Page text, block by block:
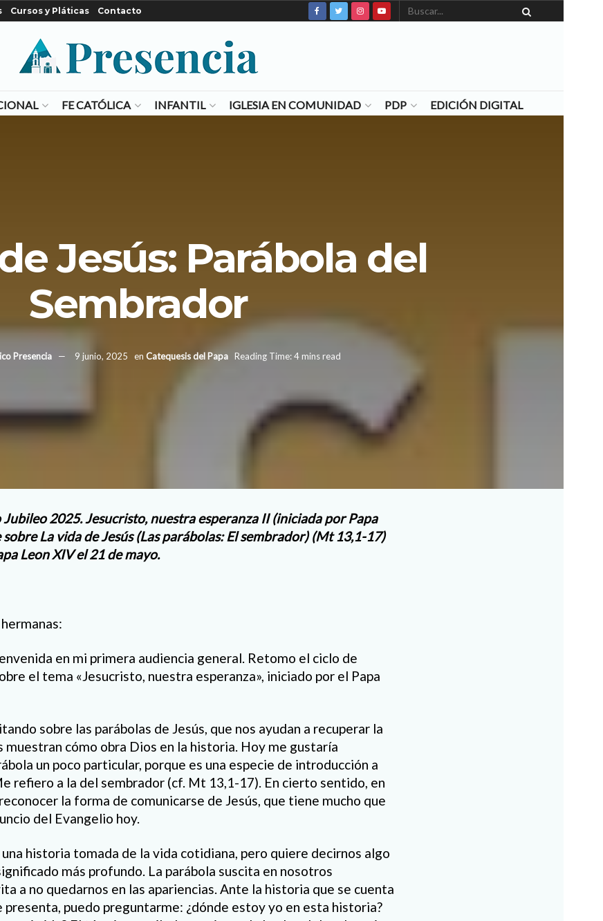
Cursos y Pláticas Contacto
FE CATÓLICA INFANTIL IGLESIA EN COMUNIDAD PDP EDICIÓN DIGITAL
Jesús: Parábola del
Sembrador
Presencia 9 junio, 2025 en Catequesis del Papa Reading Time: 4 mins read
Jubileo 2025. Jesucristo, nuestra esperanza II (iniciada por Papa
sobreLa vida de Jesús (Las parábolas: El sembrador) (Mt 13,1-17)
Leon XIV el 21 de mayo.
en mi primera audiencia general. Retomo el ciclo de
el tema «Jesucristo, nuestra esperanza», iniciado por el Papa
sobre las parábolas de Jesús, que nos ayudan a recuperar la
muestran cómo obra Dios en la historia. Hoy me gustaría
un poco particular, porque es una especie de introducción a
refiero a la del sembrador (cf. Mt 13,1-17). En cierto sentido, en
la forma de comunicarse de Jesús, que tiene mucho que
del Evangelio hoy.
historia tomada de la vida cotidiana, pero quiere decirnos algo
más profundo. La parábola suscita en nosotros
a no quedarnos en las apariencias. Ante la historia que se cuenta
presenta, puedo preguntarme: ¿dónde estoy yo en esta historia?